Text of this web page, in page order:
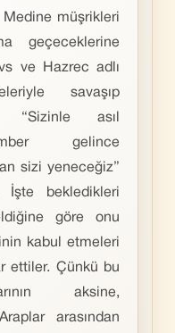
müşrikleri
geçeceklerine
ve Hazrec adlı
savaşıp
“Sizinle asıl
gelince
sizi yeneceğiz”
İşte bekledikleri
göre onu
kabul etmeleri
ettiler. Çünkü bu
aksine,
arasından